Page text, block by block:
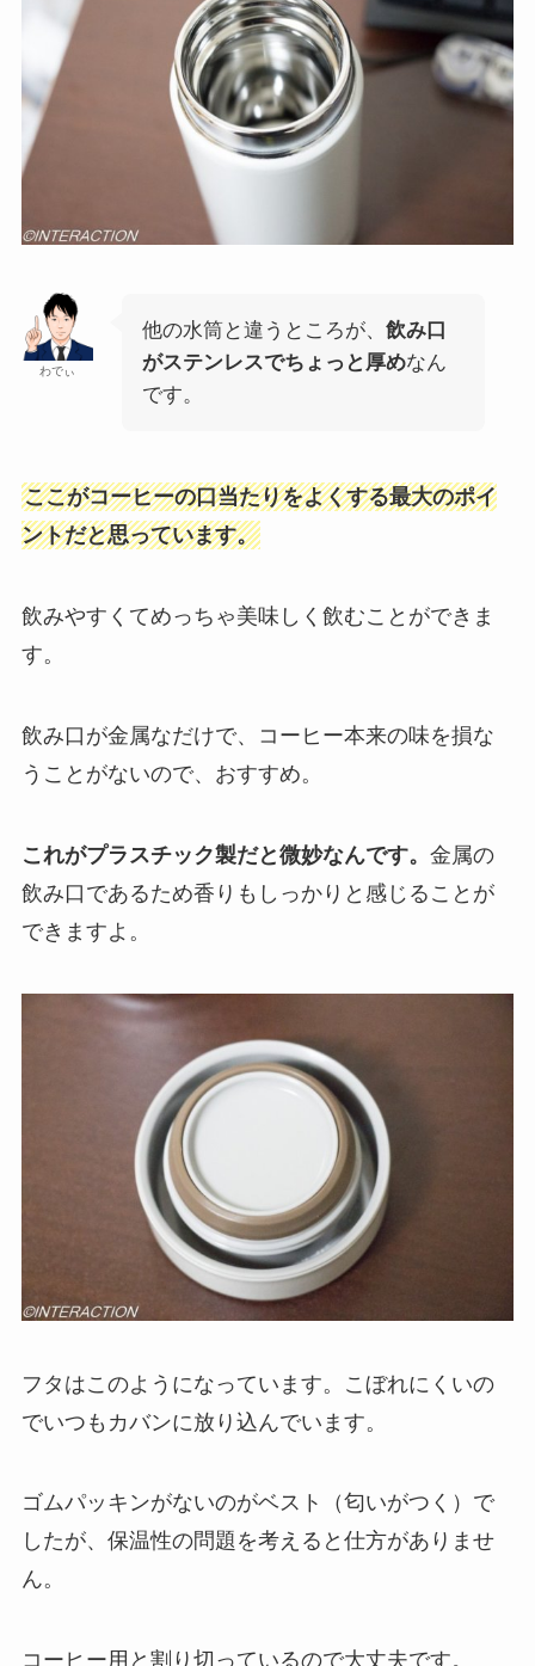
わでぃ
他の水筒と違うところが、 飲み口
がステンレスでちょっと厚めなん
です。
ここがコーヒーの口当たりをよくする最大のポイ
ントだと思っています。
飲みやすくてめっちゃ美味しく飲むことができま
す。
飲み口が金属なだけで、コーヒー本来の味を損な
うことがないので、おすすめ。
これがプラスチック製だと微妙なんです。 金属の
飲み口であるため香りもしっかりと感じることが
できますよ。
フタはこのようになっています。こぼれにくいの
でいつもカバンに放り込んでいます。
ゴムパッキンがないのがベスト（匂いがつく）で
したが、保温性の問題を考えると仕方がありませ
ん。
コーヒー用と割り切っているので大丈夫です。